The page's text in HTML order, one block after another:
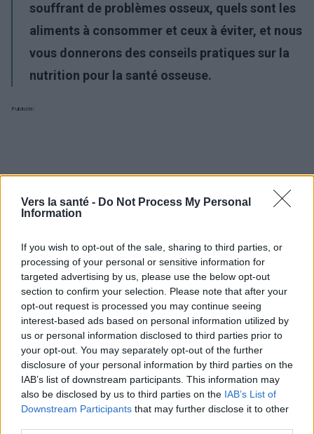
Vers la santé - Do Not Process My Personal
Information
If you wish to opt-out of the sale, sharing to third parties, or
processing of your personal or sensitive information for
targeted advertising by us, please use the below opt-out
section to confirm your selection. Please note that after your
opt-out request is processed you may continue seeing
interest-based ads based on personal information utilized by
us or personal information disclosed to third parties prior to
your opt-out. You may separately opt-out of the further
disclosure of your personal information by third parties on the
IAB’s list of downstream participants. This information may
also be disclosed by us to third parties on the IAB’s List of
Downstream Participants that may further disclose it to other
souffrant de problèmes osseux, quels sont les
aliments à consommer et ceux à éviter, et nous
vous donnerons des conseils pratiques sur la
nutrition pour la santé osseuse.
Publicité:
Utile? Partagez-le sur Facebook!
Vous voulez rester informé ? Suivez-
nous sur
G oog le
News